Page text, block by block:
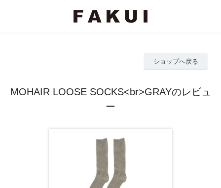
ショップへ戻る
MOHAIR LOOSE SOCKS<br>GRAYのレビュ
ー